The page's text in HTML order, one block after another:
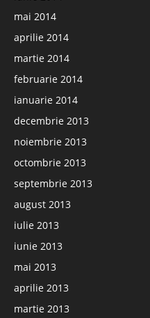
mai 2014
aprilie 2014
martie 2014
februarie 2014
ianuarie 2014
decembrie 2013
noiembrie 2013
octombrie 2013
septembrie 2013
august 2013
iulie 2013
iunie 2013
mai 2013
aprilie 2013
martie 2013